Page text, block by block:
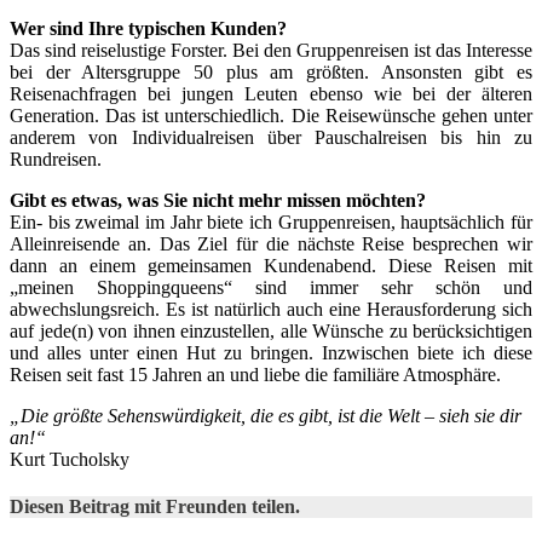
Wer sind Ihre typischen Kunden?
Das sind reiselustige Forster. Bei den Gruppenreisen ist das Interesse
bei der Altersgruppe 50 plus am größten. Ansonsten gibt es
Reisenachfragen bei jungen Leuten ebenso wie bei der älteren
Generation. Das ist unterschiedlich. Die Reisewünsche gehen unter
anderem von Individualreisen über Pauschalreisen bis hin zu
Rundreisen.
Gibt es etwas, was Sie nicht mehr missen möchten?
Ein- bis zweimal im Jahr biete ich Gruppenreisen, hauptsächlich für
Alleinreisende an. Das Ziel für die nächste Reise besprechen wir
dann an einem gemeinsamen Kundenabend. Diese Reisen mit
„meinen Shoppingqueens“ sind immer sehr schön und
abwechslungsreich. Es ist natürlich auch eine Herausforderung sich
auf jede(n) von ihnen einzustellen, alle Wünsche zu berücksichtigen
und alles unter einen Hut zu bringen. Inzwischen biete ich diese
Reisen seit fast 15 Jahren an und liebe die familiäre Atmosphäre.
„Die größte Sehenswürdigkeit, die es gibt, ist die Welt – sieh sie dir
an!“
Kurt Tucholsky
Diesen Beitrag mit Freunden teilen.